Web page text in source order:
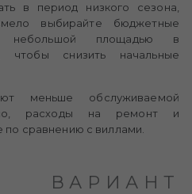
в период низкого сезона,
выбирайте бюджетные
небольшой площадью в
чтобы снизить начальные
меньше обслуживаемой
расходы на ремонт и
сравнению с виллами.